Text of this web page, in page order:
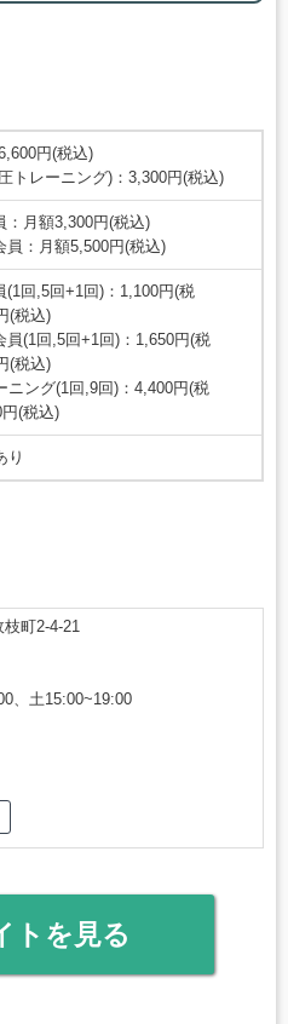
円(税込)
トレーニング)：3,300円(税込)
：月額3,300円(税込)
員：月額5,500円(税込)
(1回,5回+1回)：1,100円(税
(税込)
員(1回,5回+1回)：1,650円(税
(税込)
ニング(1回,9回)：4,400円(税
(税込)
り
町2-4-21
、土15:00~19:00
トを見る